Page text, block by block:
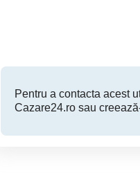
Pentru a contacta acest
Cazare24.ro sau